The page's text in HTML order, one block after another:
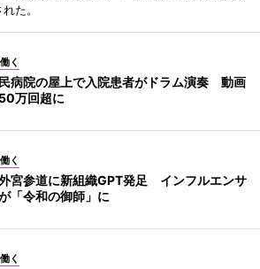
た。
く
病院の屋上で入院患者がドラム演奏 動画
万回超に
く
宮参道に新組織GPT発足 インフルエンサ
「令和の御師」に
く